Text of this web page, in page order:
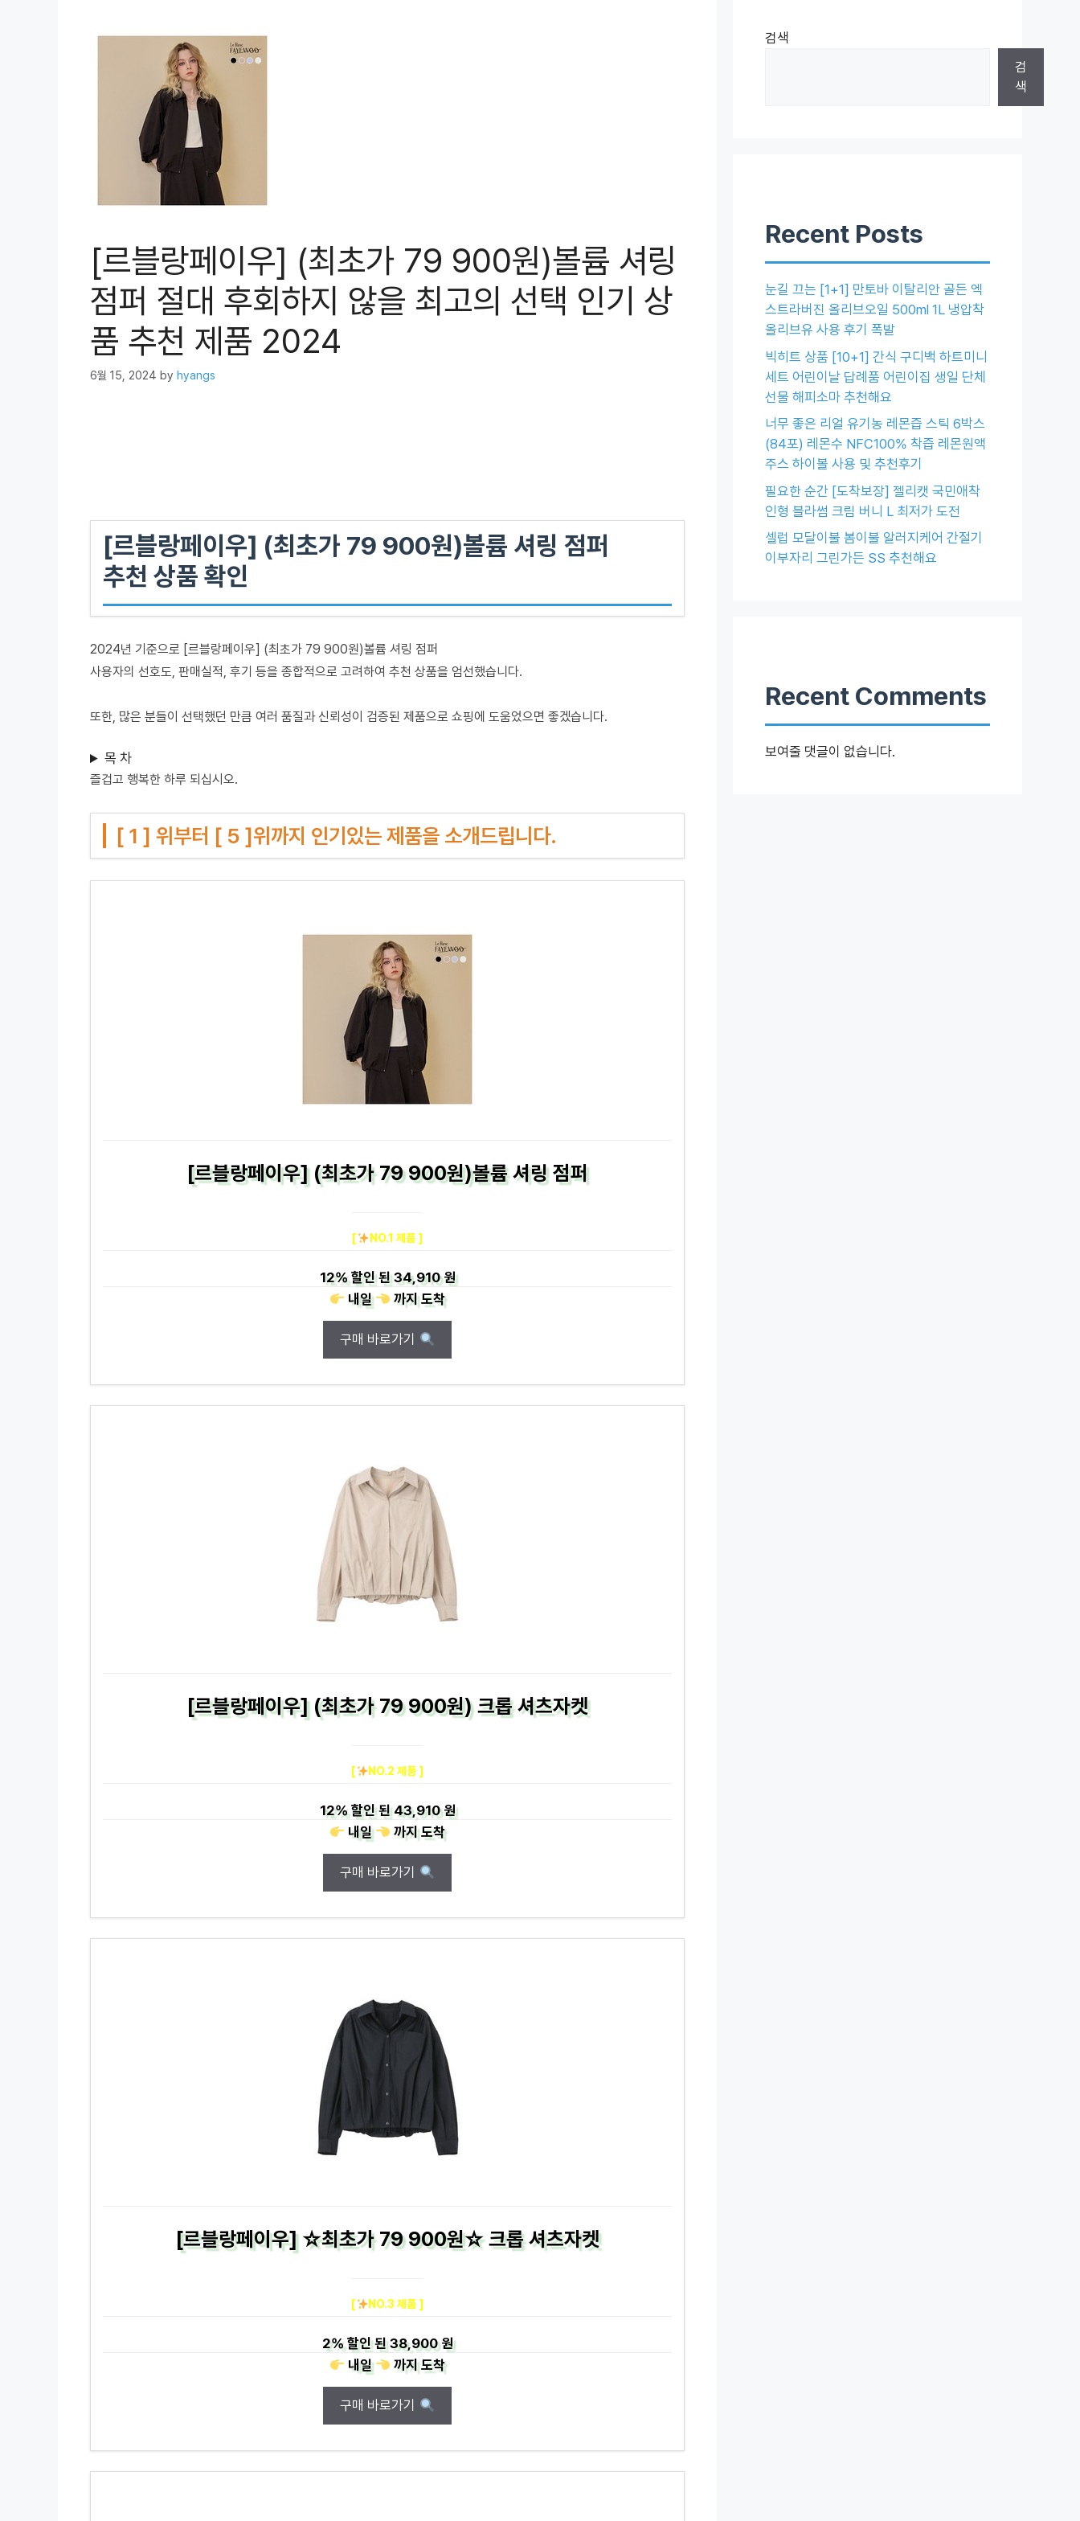
[르블랑페이우] (최초가 79 900원)볼륨 셔링
점퍼 절대 후회하지 않을 최고의 선택 인기 상
품 추천 제품 2024
6월 15, 2024 by hyangs
[르블랑페이우] (최초가 79 900원)볼륨 셔링 점퍼
추천 상품 확인
2024년 기준으로 [르블랑페이우] (최초가 79 900원)볼륨 셔링 점퍼
사용자의 선호도, 판매실적, 후기 등을 종합적으로 고려하여 추천 상품을 엄선했습니다.
또한, 많은 분들이 선택했던 만큼 여러 품질과 신뢰성이 검증된 제품으로 쇼핑에 도움었으면 좋겠습니다.
목 차
즐겁고 행복한 하루 되십시오.
[ 1 ] 위부터 [ 5 ]위까지 인기있는 제품을 소개드립니다.
[르블랑페이우] (최초가 79 900원)볼륨 셔링 점퍼
[ NO.1 제품 ]
12%할인 된34,910 원
내일
까지도착
구매 바로가기
[르블랑페이우] (최초가 79 900원) 크롭 셔츠자켓
[ NO.2 제품 ]
12%할인 된43,910 원
내일
까지도착
구매 바로가기
[르블랑페이우] ☆최초가 79 900원☆ 크롭 셔츠자켓
[ NO.3 제품 ]
2%할인 된38,900 원
내일
까지도착
구매 바로가기
검색
검
색
Recent Posts
눈길 끄는 [1+1] 만토바 이탈리안 골든 엑
스트라버진 올리브오일 500ml 1L 냉압착
올리브유 사용 후기 폭발
빅히트 상품 [10+1] 간식 구디백 하트미니
세트 어린이날 답례품 어린이집 생일 단체
선물 해피소마 추천해요
너무 좋은 리얼 유기농 레몬즙 스틱 6박스
(84포) 레몬수 NFC100% 착즙 레몬원액
주스 하이볼 사용 및 추천후기
필요한 순간 [도착보장] 젤리캣 국민애착
인형 블라썸 크림 버니 L 최저가 도전
셀럽 모달이불 봄이불 알러지케어 간절기
이부자리 그린가든 SS 추천해요
Recent Comments
보여줄 댓글이 없습니다.